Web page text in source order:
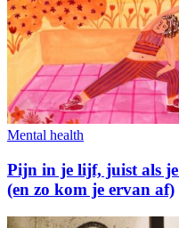
Mental health
Pijn in je lijf, juist als
(en zo kom je ervan af)